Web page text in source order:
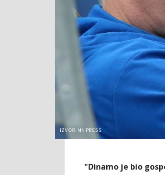
IZVOR: MN PRESS
"Dinamo je bio